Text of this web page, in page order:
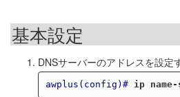
基本設定
DNSサーバーのアドレスを設定
awplus(config)# ip